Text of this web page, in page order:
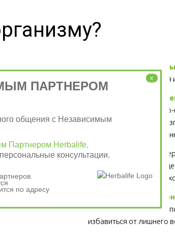
Витамины и минералы
развития, поддержания
Жирные кислоты
поддержания сердечно-
системы, головного
суставов, волос и
Клетчатка
- для
функционирования
системы, выведение
Физические
- для здоровья сердца,
избавиться от лишнего
x
ПАРТНЕРОМ
общения с Независимым
Партнером Herbalife,
консультации.
по адресу